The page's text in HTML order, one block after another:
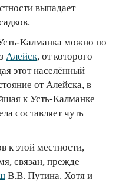
выпадает
Калманка можно по
Алейск, от которого
этот населённый
от Алейска, в
к Усть-Калманке
составляет чуть
к этой местности,
связан, прежде
В.В. Путина. Хотя и